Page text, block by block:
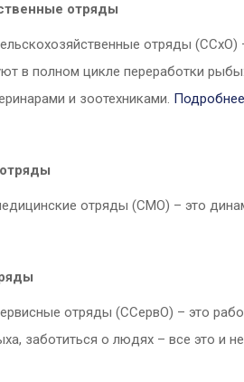
отряды
отряды
в полном цикле переработки
и зоотехниками.
отряды (СМО) – это
отряды (ССервО) – это
заботиться о людях – все это и